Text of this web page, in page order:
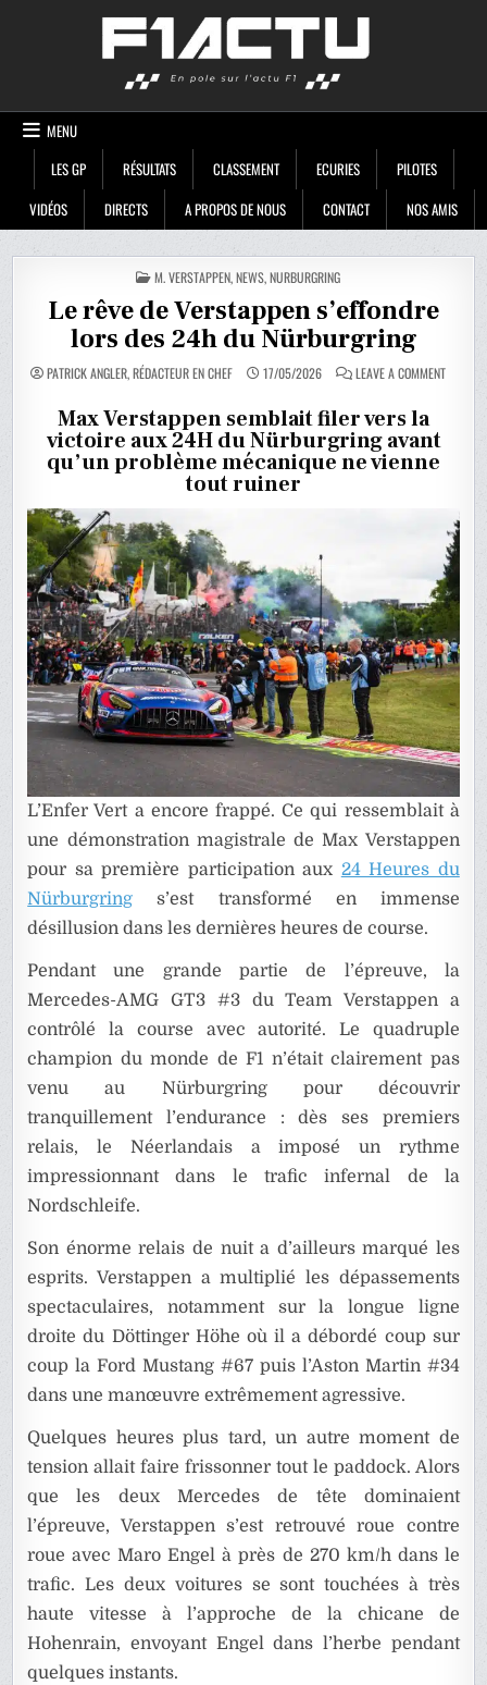
MENU
LES GP
RÉSULTATS CLASSEMENT ECURIES
PILOTES
VIDÉOS
DIRECTS A PROPOS DE NOUS CONTACT NOS AMIS
POSTED
IN
M. VERSTAPPEN,NEWS,NURBURGRING
Le rêve de Verstappen s’effondre
lors des 24h du Nürburgring
PATRICK ANGLER, RÉDACTEUR EN CHEF 17/05/2026 LEAVE A COMMENTON
Max Verstappen semblait filer vers la
victoire aux 24H du Nürburgring avant
qu’un problème mécanique ne vienne
tout ruiner
L’Enfer Vert a encore frappé. Ce qui ressemblait à
une démonstration magistrale de Max Verstappen
pour sa première participation aux 24 Heures du
Nürburgring s’est transformé en immense
désillusion dans les dernières heures de course.
Pendant une grande partie de l’épreuve, la
Mercedes-AMG GT3 #3 du Team Verstappen a
contrôlé la course avec autorité. Le quadruple
champion du monde de F1 n’était clairement pas
venu au Nürburgring pour découvrir
tranquillement l’endurance : dès ses premiers
relais, le Néerlandais a imposé un rythme
impressionnant dans le trafic infernal de la
Nordschleife.
Son énorme relais de nuit a d’ailleurs marqué les
esprits. Verstappen a multiplié les dépassements
spectaculaires, notamment sur la longue ligne
droite du Döttinger Höhe où il a débordé coup sur
coup la Ford Mustang #67 puis l’Aston Martin #34
dans une manœuvre extrêmement agressive.
Quelques heures plus tard, un autre moment de
tension allait faire frissonner tout le paddock. Alors
que les deux Mercedes de tête dominaient
l’épreuve, Verstappen s’est retrouvé roue contre
roue avec Maro Engel à près de 270 km/h dans le
trafic. Les deux voitures se sont touchées à très
haute vitesse à l’approche de la chicane de
Hohenrain, envoyant Engel dans l’herbe pendant
quelques instants.